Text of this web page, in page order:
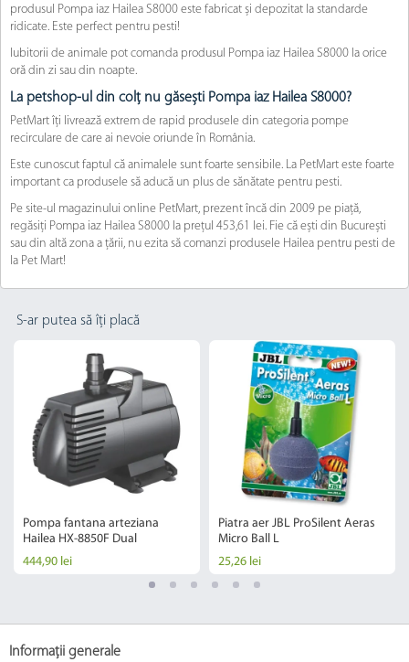
produsul Pompa iaz Hailea S8000 este fabricat și depozitat la standarde
ridicate. Este perfect pentru pesti!
Iubitorii de animale pot comanda produsul Pompa iaz Hailea S8000 la orice
oră din zi sau din noapte.
La petshop-ul din colț nu găsești Pompa iaz Hailea S8000?
PetMart îți livrează extrem de rapid produsele din categoria pompe
recirculare de care ai nevoie oriunde în România.
Este cunoscut faptul că animalele sunt foarte sensibile. La PetMart este foarte
important ca produsele să aducă un plus de sănătate pentru pesti.
Pe site-ul magazinului online PetMart, prezent încă din 2009 pe piață,
regăsiți Pompa iaz Hailea S8000 la prețul 453,61 lei. Fie că ești din București
sau din altă zona a țării, nu ezita să comanzi produsele Hailea pentru pesti de
la Pet Mart!
S-ar putea să îți placă
Pompa fantana arteziana
Hailea HX-8850F Dual
444,90 lei
Piatra aer JBL ProSilent Aeras
Micro Ball L
25,26 lei
Informații generale